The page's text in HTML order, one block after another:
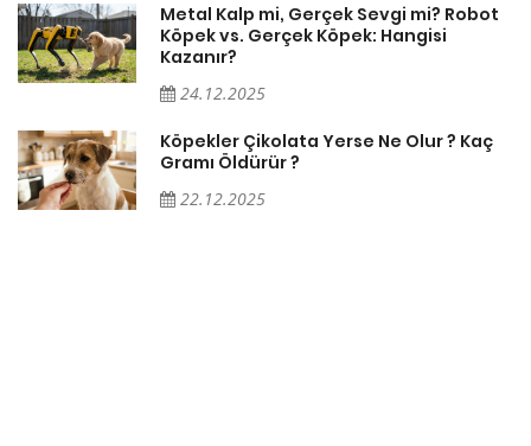
Metal Kalp mi, Gerçek Sevgi mi? Robot
Köpek vs. Gerçek Köpek: Hangisi
Kazanır?
24.12.2025
Köpekler Çikolata Yerse Ne Olur ? Kaç
Gramı Öldürür ?
22.12.2025